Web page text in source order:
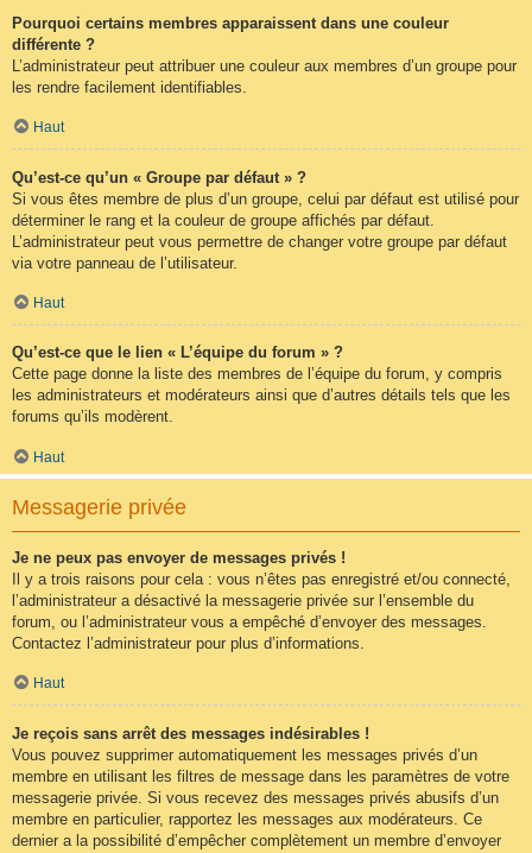
Pourquoi certains membres apparaissent dans une couleur
différente ?
L’administrateur peut attribuer une couleur aux membres d’un groupe pour
les rendre facilement identifiables.
Haut
Qu’est-ce qu’un « Groupe par défaut » ?
Si vous êtes membre de plus d’un groupe, celui par défaut est utilisé pour
déterminer le rang et la couleur de groupe affichés par défaut.
L’administrateur peut vous permettre de changer votre groupe par défaut
via votre panneau de l’utilisateur.
Haut
Qu’est-ce que le lien « L’équipe du forum » ?
Cette page donne la liste des membres de l’équipe du forum, y compris
les administrateurs et modérateurs ainsi que d’autres détails tels que les
forums qu’ils modèrent.
Haut
Messagerie privée
Je ne peux pas envoyer de messages privés !
Il y a trois raisons pour cela : vous n’êtes pas enregistré et/ou connecté,
l’administrateur a désactivé la messagerie privée sur l’ensemble du
forum, ou l’administrateur vous a empêché d’envoyer des messages.
Contactez l’administrateur pour plus d’informations.
Haut
Je reçois sans arrêt des messages indésirables !
Vous pouvez supprimer automatiquement les messages privés d’un
membre en utilisant les filtres de message dans les paramètres de votre
messagerie privée. Si vous recevez des messages privés abusifs d’un
membre en particulier, rapportez les messages aux modérateurs. Ce
dernier a la possibilité d’empêcher complètement un membre d’envoyer